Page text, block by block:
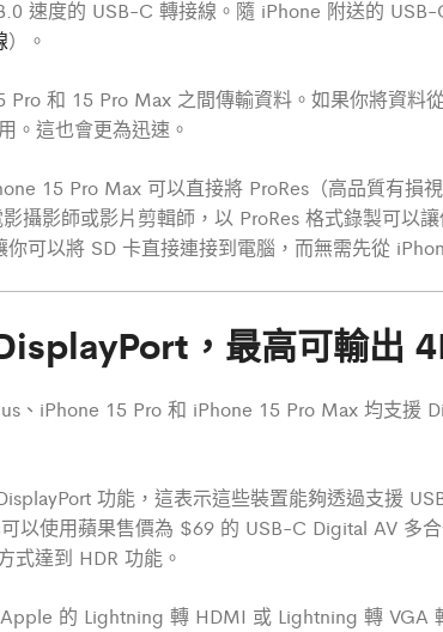
速度的 USB-C 轉接線。隨 iPhone 附送的
）。
和 15 Pro Max 之間傳輸資料。如果你將資料
。這也會更為迅速。
15 Pro Max 可以直接將 ProRes（高品質有損
攝影師或影片剪輯師，以 ProRes 格式錄製可以
可以將 SD 卡直接連接到電腦，而無需先從
，最高可輸出
、iPhone 15 Pro 和 iPhone 15 Pro Max 均支援
功能，這表示這些裝置能夠透過支援
以使用蘋果售價為 $69 的 USB-C Digital AV 多
式達到 HDR 功能。
的 Lightning 轉 HDMI 或 Lightning 轉 VGA